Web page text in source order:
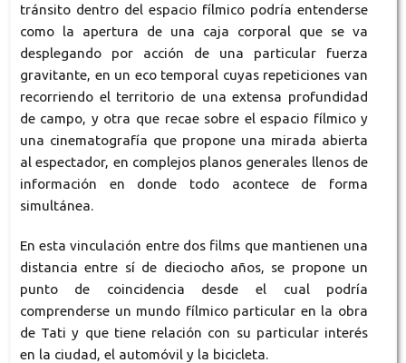
tránsito dentro del espacio fílmico podría entenderse
como la apertura de una caja corporal que se va
desplegando por acción de una particular fuerza
gravitante, en un eco temporal cuyas repeticiones van
recorriendo el territorio de una extensa profundidad
de campo, y otra que recae sobre el espacio fílmico y
una cinematografía que propone una mirada abierta
al espectador, en complejos planos generales llenos de
información en donde todo acontece de forma
simultánea.
En esta vinculación entre dos films que mantienen una
distancia entre sí de dieciocho años, se propone un
punto de coincidencia desde el cual podría
comprenderse un mundo fílmico particular en la obra
de Tati y que tiene relación con su particular interés
en la ciudad, el automóvil y la bicicleta.